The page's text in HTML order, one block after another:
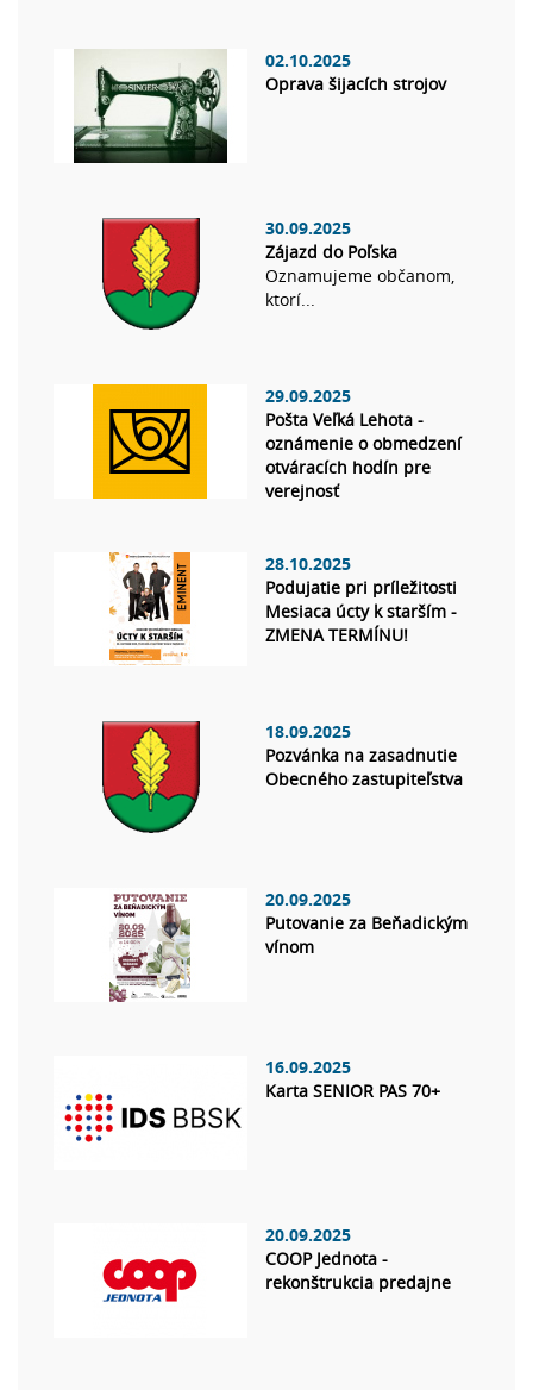
02.10.2025
Oprava šijacích strojov
30.09.2025
Zájazd do Poľska
Oznamujeme občanom,
ktorí...
29.09.2025
Pošta Veľká Lehota -
oznámenie o obmedzení
otváracích hodín pre
verejnosť
28.10.2025
Podujatie pri príležitosti
Mesiaca úcty k starším -
ZMENA TERMÍNU!
18.09.2025
Pozvánka na zasadnutie
Obecného zastupiteľstva
20.09.2025
Putovanie za Beňadickým
vínom
16.09.2025
Karta SENIOR PAS 70+
20.09.2025
COOP Jednota -
rekonštrukcia predajne